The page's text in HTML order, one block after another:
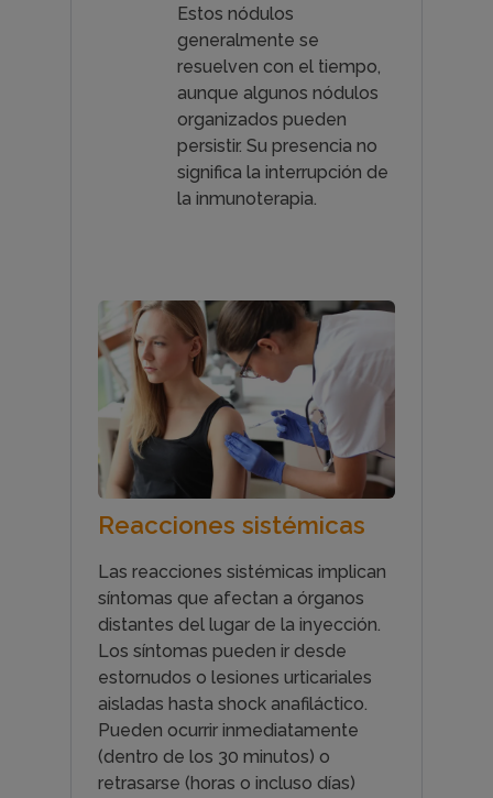
Estos nódulos
generalmente se
resuelven con el tiempo,
aunque algunos nódulos
organizados pueden
persistir. Su presencia no
significa la interrupción de
la inmunoterapia.
Reacciones sistémicas
Las reacciones sistémicas implican
síntomas que afectan a órganos
distantes del lugar de la inyección.
Los síntomas pueden ir desde
estornudos o lesiones urticariales
aisladas hasta shock anafiláctico.
Pueden ocurrir inmediatamente
(dentro de los 30 minutos) o
retrasarse (horas o incluso días)